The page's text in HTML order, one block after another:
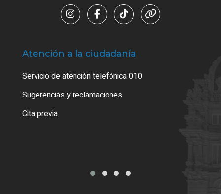
Atención a la ciudadanía
Servicio de atención telefónica 010
Sugerencias y reclamaciones
Cita previa